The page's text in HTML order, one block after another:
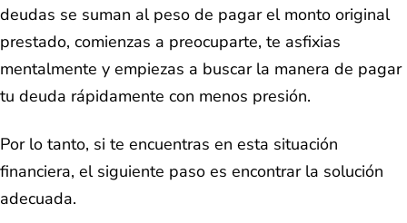
deudas se suman al peso de pagar el monto original
prestado, comienzas a preocuparte, te asfixias
mentalmente y empiezas a buscar la manera de pagar
tu deuda rápidamente con menos presión.
Por lo tanto, si te encuentras en esta situación
financiera, el siguiente paso es encontrar la solución
adecuada.